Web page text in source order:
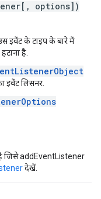
options])
इवेंट के टाइप के बारे में
है.
इवेंट लिसनर.
जिसे addEventListener
देखें.